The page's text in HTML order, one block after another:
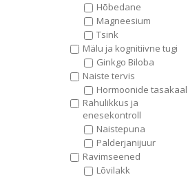
Hõbedane
Magneesium
Tsink
Mälu ja kognitiivne tugi
Ginkgo Biloba
Naiste tervis
Hormoonide tasakaal
Rahulikkus ja
enesekontroll
Naistepuna
Palderjanijuur
Ravimseened
Lõvilakk